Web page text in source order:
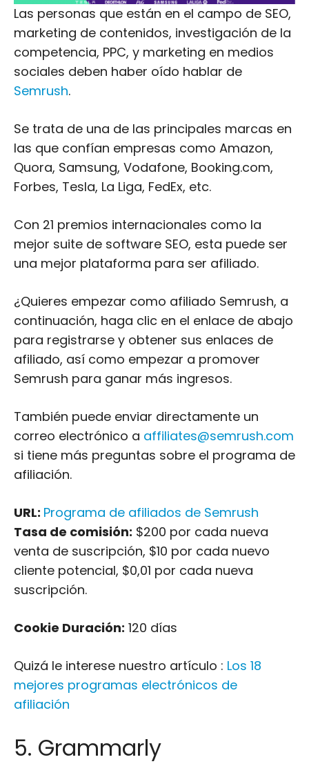
Las personas que están en el campo de SEO,
marketing de contenidos, investigación de la
competencia, PPC, y marketing en medios
sociales deben haber oído hablar de
Semrush.
Se trata de una de las principales marcas en
las que confían empresas como Amazon,
Quora, Samsung, Vodafone, Booking.com,
Forbes, Tesla, La Liga, FedEx, etc.
Con 21 premios internacionales como la
mejor suite de software SEO, esta puede ser
una mejor plataforma para ser afiliado.
¿Quieres empezar como afiliado Semrush, a
continuación, haga clic en el enlace de abajo
para registrarse y obtener sus enlaces de
afiliado, así como empezar a promover
Semrush para ganar más ingresos.
También puede enviar directamente un
correo electrónico a affiliates@semrush.com
si tiene más preguntas sobre el programa de
afiliación.
URL: Programa de afiliados de Semrush
Tasa de comisión: $200 por cada nueva
venta de suscripción, $10 por cada nuevo
cliente potencial, $0,01 por cada nueva
suscripción.
Cookie Duración: 120 días
Quizá le interese nuestro artículo : Los 18
mejores programas electrónicos de
afiliación
5. Grammarly